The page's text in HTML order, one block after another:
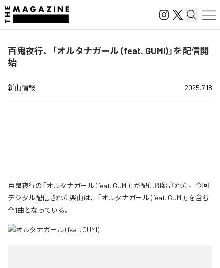
百鬼夜行、「オルタナガール (feat. GUMI)」を配信開
始
新曲情報 2025.7.18
百鬼夜行の「オルタナガール (feat. GUMI)」が配信開始された。今回
デジタル配信された楽曲は、「オルタナガール (feat. GUMI)」を含む
全1曲となっている。